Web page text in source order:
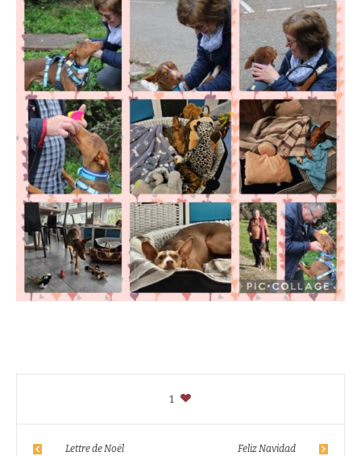
1
Lettre de Noël Feliz Navidad